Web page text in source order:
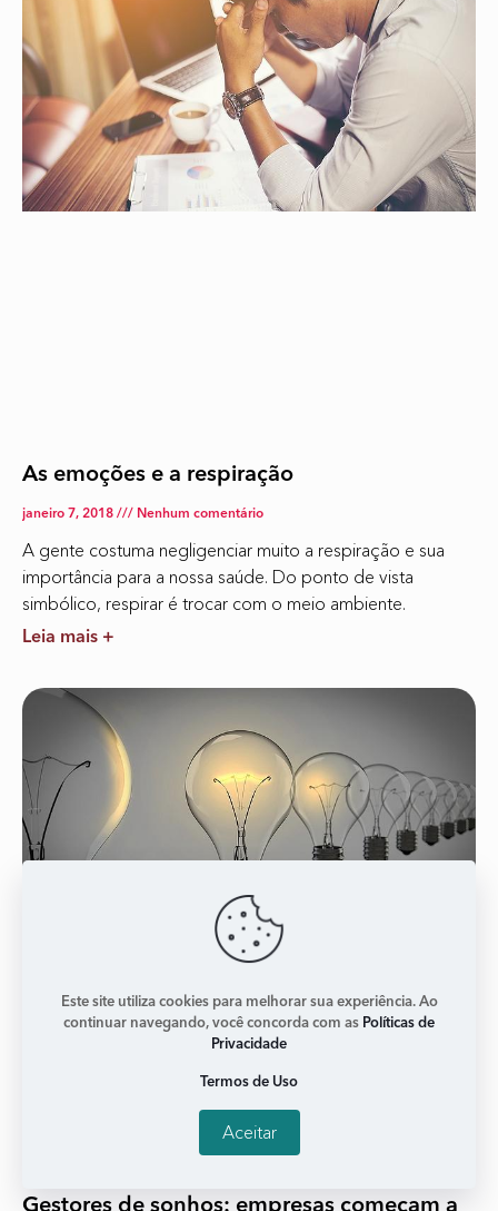
As emoções e a respiração
janeiro 7, 2018 Nenhum comentário
A gente costuma negligenciar muito a respiração e sua
importância para a nossa saúde. Do ponto de vista
simbólico, respirar é trocar com o meio ambiente.
Leia mais +
Gestores de sonhos: empresas começam a
Este site utiliza cookies para melhorar sua experiência. Ao
continuar navegando, você concorda com as Políticas de
Privacidade
Termos de Uso
Aceitar